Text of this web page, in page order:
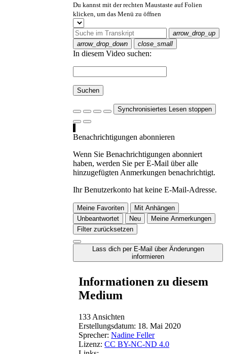
Du kannst mit der rechten Maustaste auf Folien
klicken, um das Menü zu öffnen
arrow_drop_up
arrow_drop_down
close_small
In diesem Video suchen:
Suchen
Synchronisiertes Lesen stoppen
Benachrichtigungen abonnieren
Wenn Sie Benachrichtigungen abonniert
haben, werden Sie per E-Mail über alle
hinzugefügten Anmerkungen benachrichtigt.
Ihr Benutzerkonto hat keine E-Mail-Adresse.
Meine Favoriten
Mit Anhängen
Unbeantwortet
Neu
Meine Anmerkungen
Filter zurücksetzen
Lass dich per E-Mail über Änderungen
informieren
Informationen zu diesem
Medium
133 Ansichten
Erstellungsdatum: 18. Mai 2020
Sprecher: Nadine Feller
Lizenz: CC BY-NC-ND 4.0